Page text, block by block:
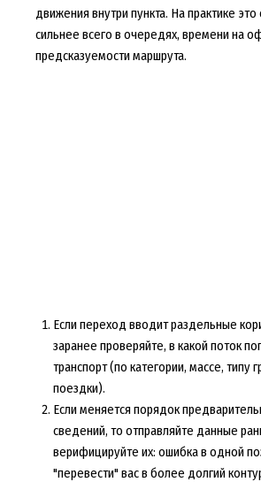
движения внутри пункта. На практике
сильнее всего в очередях, времени на
предсказуемости маршрута.
Если переход вводит раздельные
заранее проверяйте, в какой поток
транспорт (по категории, массе, типу
поездки).
Если меняется порядок
сведений, то отправляйте данные
верифицируйте их: ошибка в одной
"перевести" вас в более долгий